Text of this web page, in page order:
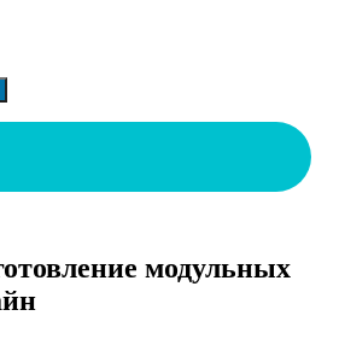
модульных